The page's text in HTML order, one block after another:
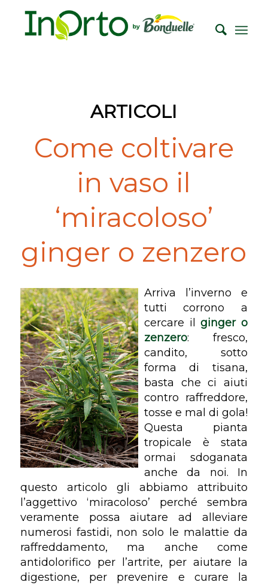
ARTICOLI
Come coltivare
in vaso il
‘miracoloso’
ginger o zenzero
Arriva l’inverno e
tutti corrono a
cercare ilginger o
zenzero: fresco,
candito, sotto
forma di tisana,
basta che ci aiuti
contro raffreddore,
tosse e mal di gola!
Questa pianta
tropicale è stata
ormai sdoganata
anche da noi. In
questo articolo gli abbiamo attribuito
l’aggettivo ‘miracoloso’ perché sembra
veramente possa aiutare ad alleviare
numerosi fastidi, non solo le malattie da
raffreddamento, ma anche come
antidolorifico per l’artrite, per aiutare la
digestione, per prevenire e curare la